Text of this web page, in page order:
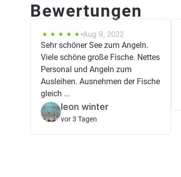
Bewertungen
Aug 9, 2022
Sehr schöner See zum Angeln.
Viele schöne große Fische. Nettes
Personal und Angeln zum
Ausleihen. Ausnehmen der Fische
gleich ...
leon winter
vor 3 Tagen